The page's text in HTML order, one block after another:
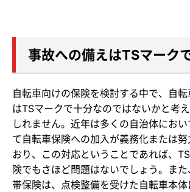
事故への備えはTSマーク
自転車向けの保険を検討する中で、自
はTSマークで十分なのではないかと考
しれません。近年は多くの自治体にお
て自転車保険への加入が義務化または
おり、この対応ということであれば、
険でもさほど問題はないでしょう。ま
帯保険は、点検整備を受けた自転車本